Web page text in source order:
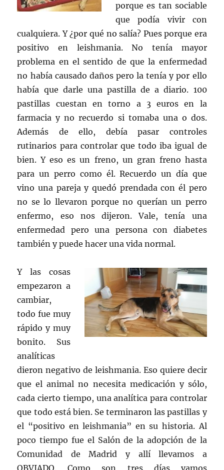
porque es tan sociable
que podía vivir con
cualquiera. Y ¿por qué no salía? Pues porque era
positivo en leishmania. No tenía mayor
problema en el sentido de que la enfermedad
no había causado daños pero la tenía y por ello
había que darle una pastilla de a diario. 100
pastillas cuestan en torno a 3 euros en la
farmacia y no recuerdo si tomaba una o dos.
Además de ello, debía pasar controles
rutinarios para controlar que todo iba igual de
bien. Y eso es un freno, un gran freno hasta
para un perro como él. Recuerdo un día que
vino una pareja y quedó prendada con él pero
no se lo llevaron porque no querían un perro
enfermo, eso nos dijeron. Vale, tenía una
enfermedad pero una persona con diabetes
también y puede hacer una vida normal.
Y las cosas
empezaron a
cambiar,
todo fue muy
rápido y muy
bonito. Sus
analíticas
dieron negativo de leishmania. Eso quiere decir
que el animal no necesita medicación y sólo,
cada cierto tiempo, una analítica para controlar
que todo está bien. Se terminaron las pastillas y
el “positivo en leishmania” en su historia. Al
poco tiempo fue el Salón de la adopción de la
Comunidad de Madrid y allí llevamos a
OBVIADO. Como son tres días vamos